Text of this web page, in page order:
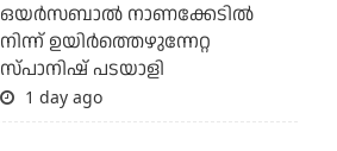
ഒയര്‍സബാൽ നാണക്കേടിൽ
നിന്ന് ഉയിർത്തെഴുന്നേറ്റ
സ്പാനിഷ് പടയാളി
1 day ago